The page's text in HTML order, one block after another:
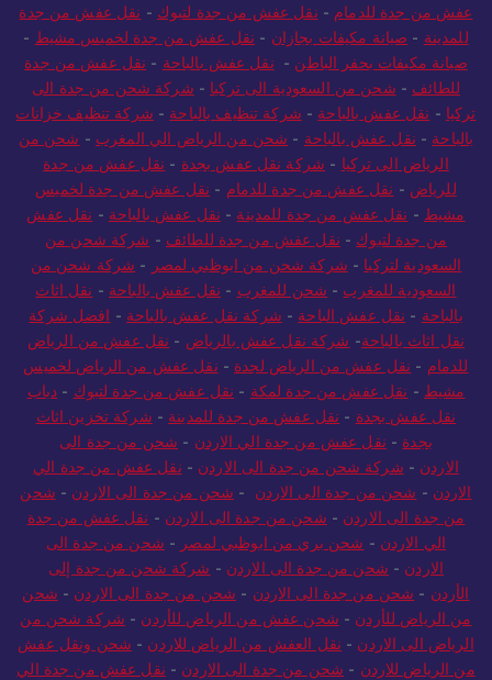
عفش من جدة للدمام - نقل عفش من جدة لتبوك - نقل عفش من جدة
للمدينة - صيانة مكيفات بجازان - نقل عفش من جدة لخميس مشيط -
صيانة مكيفات بحفر الباطن - نقل عفش بالباحة - نقل عفش من جدة
للطائف - شحن من السعودية الى تركيا - شركة شحن من جدة الى
تركيا - نقل عفش بالباحة - شركة تنظيف بالباحة - شركة تنظيف خزانات
بالباحة - نقل عفش بالباحة - شحن من الرياض الي المغرب - شحن من
الرياض الى تركيا - شركة نقل عفش بجدة - نقل عفش من جدة
للرياض - نقل عفش من جدة للدمام - نقل عفش من جدة لخميس
مشيط - نقل عفش من جدة للمدينة - نقل عفش بالباحة - نقل عفش
من جدة لتبوك - نقل عفش من جدة للطائف - شركة شحن من
السعودية لتركيا - شركة شحن من ابوظبي لمصر - شركة شحن من
السعودية للمغرب - شحن للمغرب - نقل عفش بالباحة - نقل اثاث
بالباحة - نقل عفش الباحة - شركة نقل عفش بالباحة - افضل شركة
نقل اثاث بالباحة- شركة نقل عفش بالرياض - نقل عفش من الرياض
للدمام - نقل عفش من الرياض لجدة - نقل عفش من الرياض لخميس
مشيط - نقل عفش من جدة لمكة - نقل عفش من جدة لتبوك - دباب
نقل عفش بجدة - نقل عفش من جدة للمدينة - شركة تخزين اثاث
بجدة - نقل عفش من جدة الي الاردن - شحن من جدة الى
الاردن - شركة شحن من جدة الى الاردن - نقل عفش من جدة الي
الاردن - شحن من جدة الى الاردن - شحن من جدة الى الاردن - شحن
من جدة الى الاردن - شحن من جدة الى الاردن - نقل عفش من جدة
الي الاردن - شحن بري من ابوظبي لمصر - شحن من جدة الى
الاردن - شحن من جدة الى الاردن - شركة شحن من جدة إلى
الأردن - شحن من جدة الى الاردن - شحن من جدة الى الاردن - شحن
من الرياض للأردن - شحن عفش من الرياض للأردن - شركة شحن من
الرياض الى الاردن - نقل العفش من الرياض للاردن - شحن ونقل عفش
من الرياض للاردن - شحن من جدة الى الاردن - نقل عفش من جدة الي